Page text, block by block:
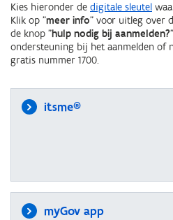
Kies hieronder de digitale sleutel
Klik op "meer info" voor uitleg over
de knop "hulp nodig bij aanmelden?
ondersteuning bij het aanmelden of
gratis nummer 1700.
itsme®
myGov app